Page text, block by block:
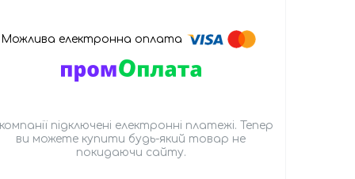
підключені електронні платежі. Тепер
ви можете купити будь-який товар не
покидаючи сайту.